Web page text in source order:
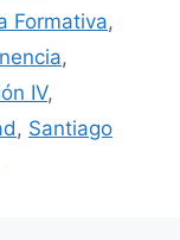
Formativa,
,
IV,
, Santiago